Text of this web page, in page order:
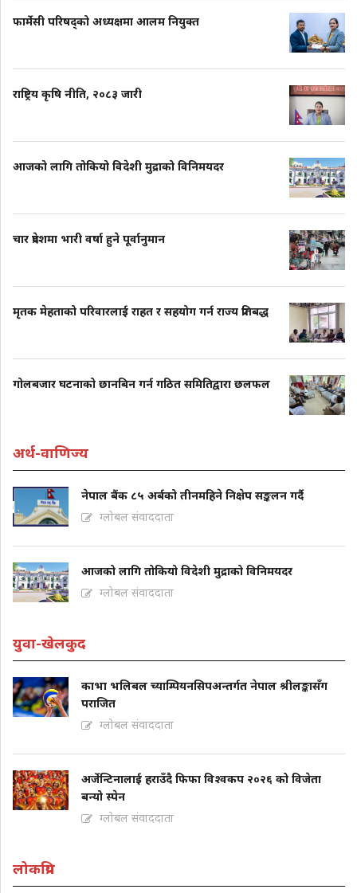
फार्मेसी परिषद्को अध्यक्षमा आलम नियुक्त
राष्ट्रिय कृषि नीति, २०८३ जारी
आजको लागि तोकियो विदेशी मुद्राको विनिमयदर
चार प्रदेशमा भारी वर्षा हुने पूर्वानुमान
मृतक मेहताको परिवारलाई राहत र सहयोग गर्न राज्य प्रतिबद्ध
गोलबजार घटनाको छानबिन गर्न गठित समितिद्वारा छलफल
अर्थ-वाणिज्य
नेपाल बैंक ८५ अर्बको तीनमहिने निक्षेप सङ्कलन गर्दै
ग्लोबल संवाददाता
आजको लागि तोकियो विदेशी मुद्राको विनिमयदर
ग्लोबल संवाददाता
युवा-खेलकुद
काभा भलिबल च्याम्पियनसिपअन्तर्गत नेपाल श्रीलङ्कासँग
पराजित
ग्लोबल संवाददाता
अर्जेन्टिनालाई हराउँदै फिफा विश्वकप २०२६ को विजेता
बन्यो स्पेन
ग्लोबल संवाददाता
लोकप्रिय